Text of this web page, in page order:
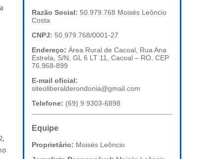
Razão Social: 50.979.768 Moisés Leôncio
Costa
CNPJ: 50.979.768/0001-27
Endereço: Área Rural de Cacoal, Rua Ana
Estrela, S/N, GL 6 LT 11, Cacoal – RO, CEP
76.968-899
E-mail oficial:
siteoliberalderondonia@gmail.com
Telefone: (69) 9 9303-6898
Equipe
Proprietário: Moisés Leôncio